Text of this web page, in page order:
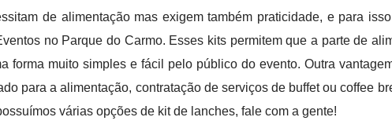
de alimentação mas exigem também praticidade, e para
no Parque do Carmo. Esses kits permitem que a parte de
forma muito simples e fácil pelo público do evento. Outra
para a alimentação, contratação de serviços de buffet ou coffee
várias opções de kit de lanches, fale com a gente!